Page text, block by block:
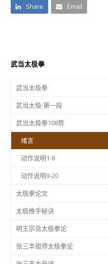
Share Email
武当太极拳
武当太极拳
武当太极-第一段
武当太极拳108势
绪言
动作说明1-8
动作说明9-20
太极拳论文
太极推手秘诀
明王宗岳太极拳论
张三丰祖师太极拳论